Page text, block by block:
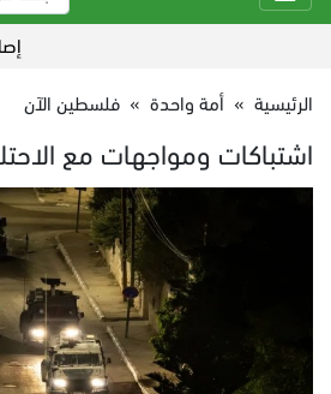
الرئيسية » أمة واحدة » فلسطين الآن
اشتباكات ومواجهات مع